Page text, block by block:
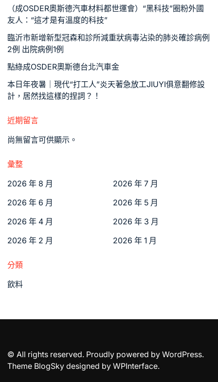
（成OSDER奧斯德汽車材料都世運會）“黑科技”圈粉外國
友人：“這才是有溫度的科技”
臨沂市新增新型冠森和診所減重狀病毒沾染的肺炎確診病例
2例 出院病例1例
點綠成OSDER奧斯德台北汽車金
本日年夜暑｜現代“打工人”炎天著急放工JIUYI俱意翻修設
計，居然找這樣的捏詞？！
近期留言
尚無留言可供顯示。
彙整
2026 年 8 月
2026 年 7 月
2026 年 6 月
2026 年 5 月
2026 年 4 月
2026 年 3 月
2026 年 2 月
2026 年 1 月
分類
飲料
© All rights reserved. Proudly powered by WordPress.
Theme BlogSky designed by WPInterface.